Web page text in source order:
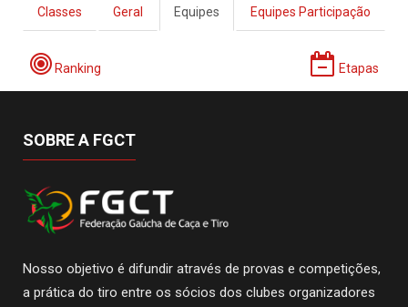
Classes Geral Equipes Equipes Participação
Ranking Etapas
SOBRE A FGCT
Nosso objetivo é difundir através de provas e competições,
a prática do tiro entre os sócios dos clubes organizadores